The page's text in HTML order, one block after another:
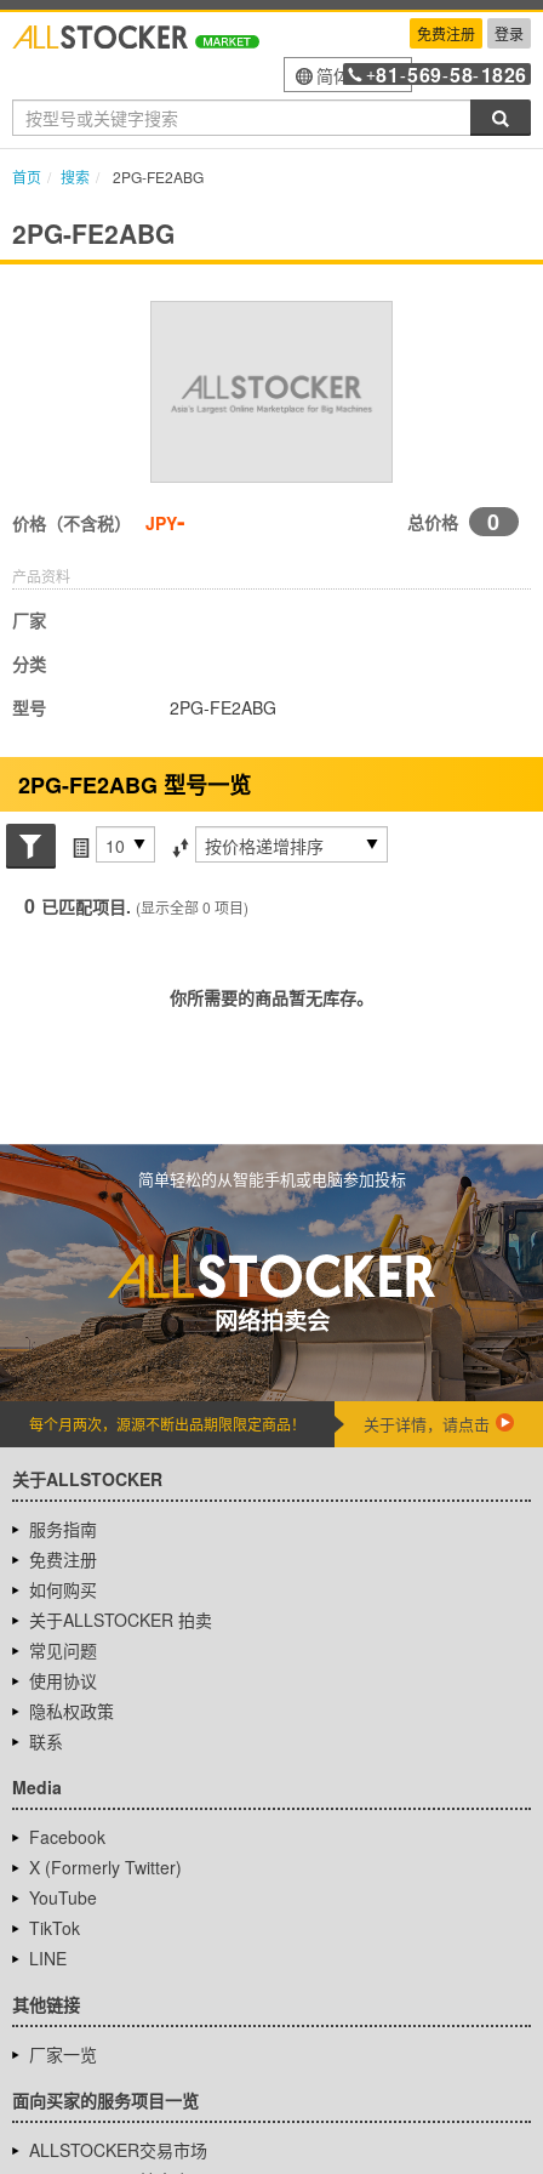
免费注册 登录
简体中文
+81 -569-58-1826
首页 搜索 2PG-FE2ABG
2PG-FE2ABG
价格（不含税） JPY- 总价格 0
产品资料
厂家
分类
型号
2PG-FE2ABG
2PG-FE2ABG 型号一览
搜索状态每页项目 排序方式
0 已匹配项目. (显示全部 0 项目)
你所需要的商品暂无库存。
简单轻松的从智能手机或电脑参加投标
网络拍卖会
每个月两次，源源不断出品期限限定商品！ 关于详情，请点击
关于ALLSTOCKER
服务指南
免费注册
如何购买
关于ALLSTOCKER 拍卖
常见问题
使用协议
隐私权政策
联系
Media
Facebook
X (Formerly Twitter)
YouTube
TikTok
LINE
其他链接
厂家一览
面向买家的服务项目一览
ALLSTOCKER交易市场